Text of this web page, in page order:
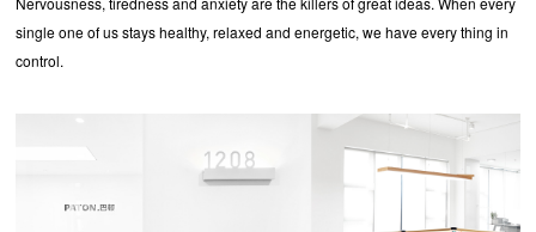
single one of us stays healthy, relaxed and energetic, we have every thing in
control.